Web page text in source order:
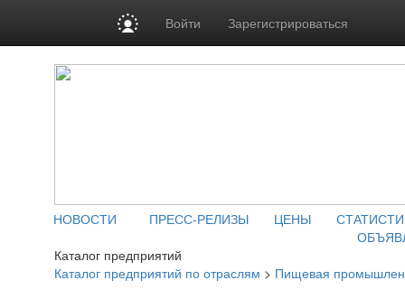
Войти Зарегистрироваться
НОВОСТИ ПРЕСС-РЕЛИЗЫ ЦЕНЫ
Каталог предприятий
Каталог предприятий по отраслям > Пищевая